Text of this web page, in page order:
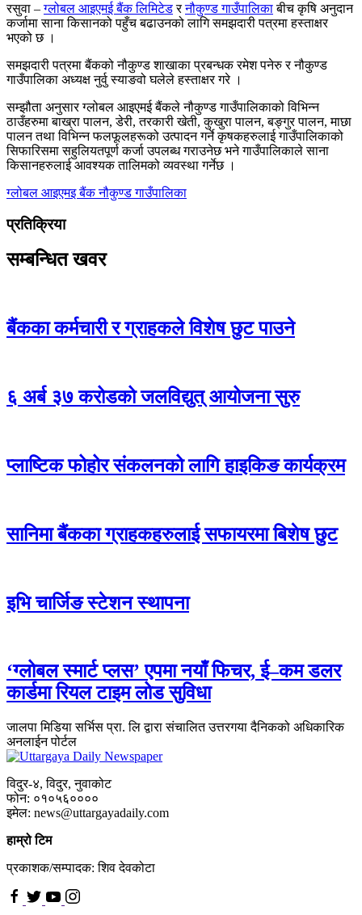
रसुवा –ग्लोबल आइएमई बैंक लिमिटेडरनौकुण्ड गाउँपालिकाबीच कृषि अनुदान
कर्जामा साना किसानको पहुँच बढाउनको लागि समझदारी पत्रमा हस्ताक्षर
भएको छ ।
समझदारी पत्रमा बैंकको नौकुण्ड शाखाका प्रबन्धक रमेश पनेरु र नौकुण्ड
गाउँपालिका अध्यक्ष नुर्वु स्याङवो घलेले हस्ताक्षर गरे ।
सम्झौता अनुसार ग्लोबल आइएमई बैंकले नौकुण्ड गाउँपालिकाको विभिन्न
ठाउँहरुमा बाख्रा पालन, डेरी, तरकारी खेती, कुखुरा पालन, बङ्गुर पालन, माछा
पालन तथा विभिन्न फलफूलहरूको उत्पादन गर्ने कृषकहरुलाई गाउँपालिकाको
सिफारिसमा सहुलियतपूर्ण कर्जा उपलब्ध गराउनेछ भने गाउँपालिकाले साना
किसानहरुलाई आवश्यक तालिमको व्यवस्था गर्नेछ ।
ग्लोबल आइएमइ बैंकनौकुण्ड गाउँपालिका
प्रतिक्रिया
सम्बन्धित खवर
बैंकका कर्मचारी र ग्राहकले विशेष छुट पाउने
६ अर्ब ३७ करोडको जलविद्युत् आयोजना सुरु
प्लाष्टिक फोहोर संकलनको लागि हाइकिङ कार्यक्रम
सानिमा बैंकका ग्राहकहरुलाई सफायरमा बिशेष छुट
इभि चार्जिङ स्टेशन स्थापना
‘ग्लोबल स्मार्ट प्लस’ एपमा नयाँ फिचर, ई–कम डलर
कार्डमा रियल टाइम लोड सुविधा
जालपा मिडिया सर्भिस प्रा. लि द्वारा संचालित उत्तरगया दैनिकको अधिकारिक
अनलाईन पोर्टल
विदुर-४, विदुर, नुवाकोट
फोन: ०१०५६००००
इमेल: news@uttargayadaily.com
हाम्रो टिम
प्रकाशक/सम्पादक: शिव देवकोटा